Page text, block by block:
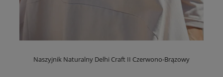
Naszyjnik Naturalny Delhi Craft II Czerwono-Brązowy